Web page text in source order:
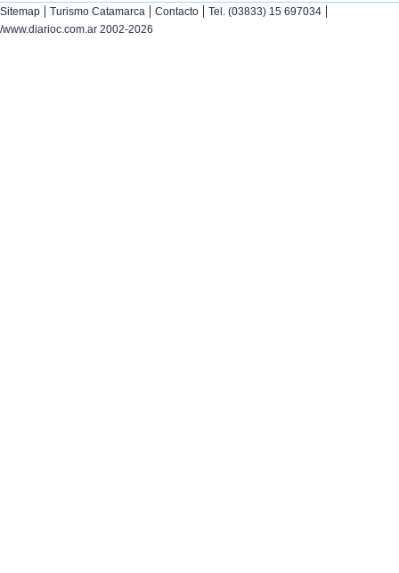
Sitemap | Turismo Catamarca | Contacto | Tel. (03833) 15 697034 |
/www.diarioc.com.ar 2002-2026